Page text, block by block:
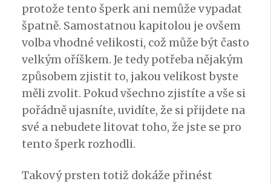
protože tento šperk ani nemůže vypadat
špatně. Samostatnou kapitolou je ovšem
volba vhodné velikosti, což může být často
velkým oříškem. Je tedy potřeba nějakým
způsobem zjistit to, jakou velikost byste
měli zvolit. Pokud všechno zjistíte a vše si
pořádně ujasníte, uvidíte, že si přijdete na
své a nebudete litovat toho, že jste se pro
tento šperk rozhodli.
Takový prsten totiž dokáže přinést